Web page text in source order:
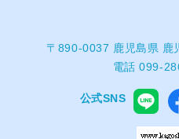
〒890-0037 鹿児島県 鹿
電話 099-
公式SNS